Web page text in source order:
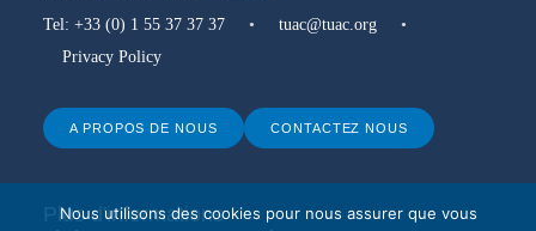
Tel: +33 (0) 1 55 37 37 37 • tuac@tuac.org
•
Privacy Policy
A PROPOS DE NOUS CONTACTEZ NOUS
Plus d'informations
Nous utilisons des cookies pour nous assurer que vous